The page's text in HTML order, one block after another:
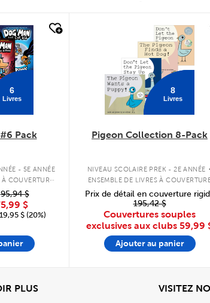
6
Livres
Pack
- 5E ANNÉE
À COUVERTURE
95,94 $
$
$ (20%)
8
Livres
Pigeon Collection 8-Pack
NIVEAU SCOLAIRE PREK - 2E ANNÉE .
ENSEMBLE DE LIVRES À
Prix de détail en couverture
195,42 $
Couvertures souples
exclusives aux clubs 59,99
Ajouter au panier
PLUSView VISITEZ